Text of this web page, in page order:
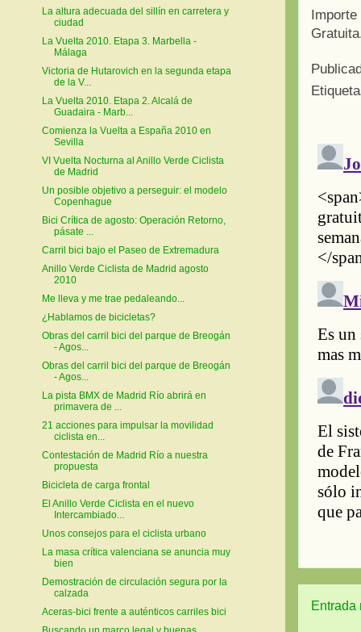
Entrada
La altura adecuada del sillín en carretera y
ciudad
La Vuelta 2010. Etapa 3. Marbella -
Málaga
Victoria de Hutarovich en la segunda etapa
de la V...
La Vuelta 2010. Etapa 2. Alcalá de
Guadaira - Marb...
Comienza la Vuelta a España 2010 en
Sevilla
VI Vuelta Nocturna al Anillo Verde Ciclista
de Madrid
Un posible objetivo a perseguir: el modelo
Copenhague
Bici Crítica de agosto: Operación Retorno,
pásate ...
Carril bici bajo el Paseo de Extremadura
Anillo Verde Ciclista de Madrid agosto
2010
Me lleva y me trae pedaleando...
¿Hablamos de bicicletas?
Obras del carril bici del parque de Breogán
- Agos...
Obras del carril bici del parque de Breogán
- Agos...
La pista BMX de Madrid Río abrirá en
primavera de ...
21 acciones para impulsar la movilidad
ciclista en...
Contestación de Madrid Río a nuestra
propuesta
Bicicleta de carga frontal
El Anillo Verde Ciclista en el nuevo
Intercambiado...
Unos consejos para el ciclista urbano
La masa crítica valenciana se anuncia muy
bien
Demostración de circulación segura por la
calzada
Aceras-bici frente a auténticos carriles bici